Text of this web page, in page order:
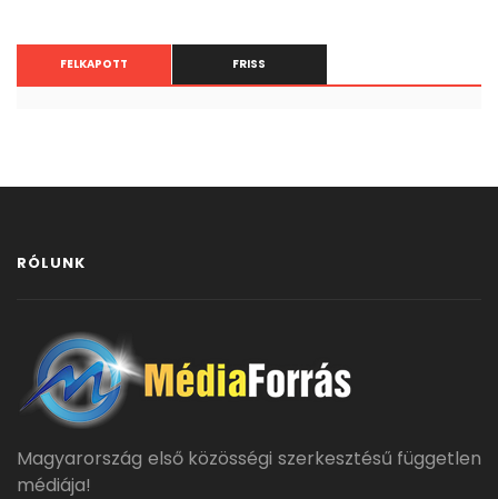
FELKAPOTT FRISS
RÓLUNK
Magyarország első közösségi szerkesztésű független
médiája!